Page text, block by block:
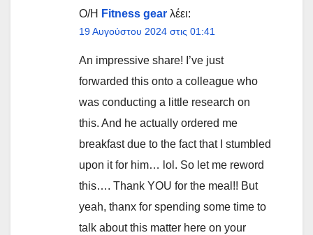
Ο/Η Fitness gear λέει:
19 Αυγούστου 2024 στις 01:41
An impressive share! I’ve just
forwarded this onto a colleague who
was conducting a little research on
this. And he actually ordered me
breakfast due to the fact that I stumbled
upon it for him… lol. So let me reword
this…. Thank YOU for the meal!! But
yeah, thanx for spending some time to
talk about this matter here on your